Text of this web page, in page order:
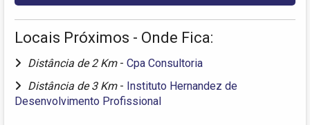
Locais Próximos - Onde Fica:
Distância de 2 Km - Cpa Consultoria
Distância de 3 Km - Instituto Hernandez de
Desenvolvimento Profissional